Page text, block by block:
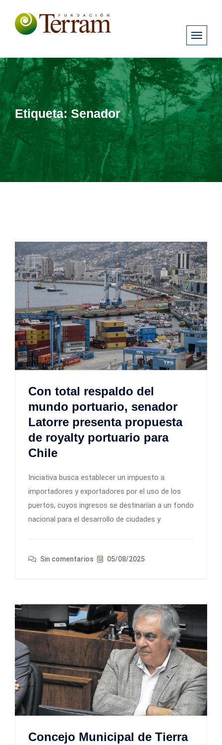
Etiqueta:Senador
Con total respaldo del
mundo portuario, senador
Latorre presenta propuesta
de royalty portuario para
Chile
Iniciativa busca establecer un impuesto a
importadores y exportadores por el uso de los
puertos, cuyos ingresos se destinarían a un fondo
nacional para el desarrollo de ciudades y
Sin comentarios 05/08/2025
Concejo Municipal de Tierra